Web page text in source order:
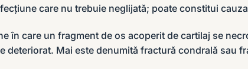
care nu trebuie neglijată; poate constitui
în care un fragment de os acoperit de cartilaj se
deteriorat. Mai este denumită fractură condrală sau